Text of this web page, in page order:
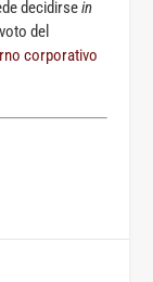
decidirsein
del
corporativo